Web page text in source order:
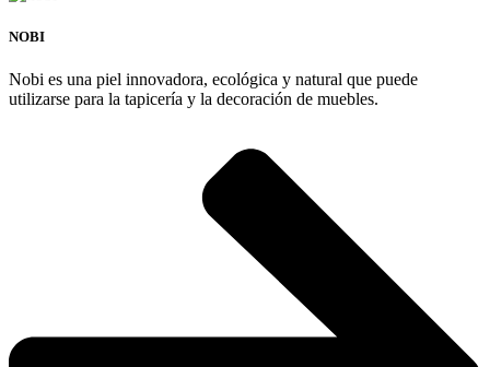
NOBI
Nobi es una piel innovadora, ecológica y natural que puede
utilizarse para la tapicería y la decoración de muebles.